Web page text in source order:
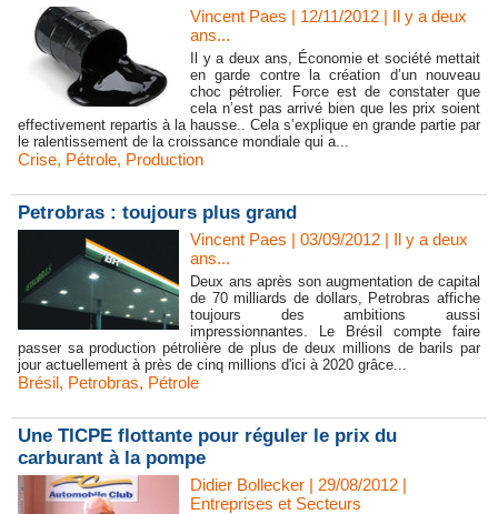
Vincent Paes | 12/11/2012 | Il y a deux
ans...
Il y a deux ans, Économie et société mettait
en garde contre la création d’un nouveau
choc pétrolier. Force est de constater que
cela n’est pas arrivé bien que les prix soient
effectivement repartis à la hausse.. Cela s’explique en grande partie par
le ralentissement de la croissance mondiale qui a...
Crise, Pétrole, Production
Petrobras : toujours plus grand
Vincent Paes | 03/09/2012 | Il y a deux
ans...
Deux ans après son augmentation de capital
de 70 milliards de dollars, Petrobras affiche
toujours des ambitions aussi
impressionnantes. Le Brésil compte faire
passer sa production pétrolière de plus de deux millions de barils par
jour actuellement à près de cinq millions d'ici à 2020 grâce...
Brésil, Petrobras, Pétrole
Une TICPE flottante pour réguler le prix du
carburant à la pompe
Didier Bollecker | 29/08/2012 |
Entreprises et Secteurs